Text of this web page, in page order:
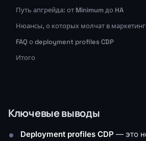
Путь апгрейда: от Minimum до HA
Нюансы, о которых молчат в
FAQ о deployment profiles CDP
Итого
Ключевые выводы
Deployment profiles CDP — это